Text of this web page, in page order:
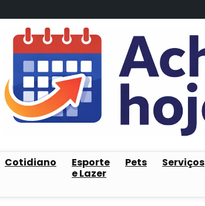
Cotidiano
Esporte
e Lazer
Pets Serviços